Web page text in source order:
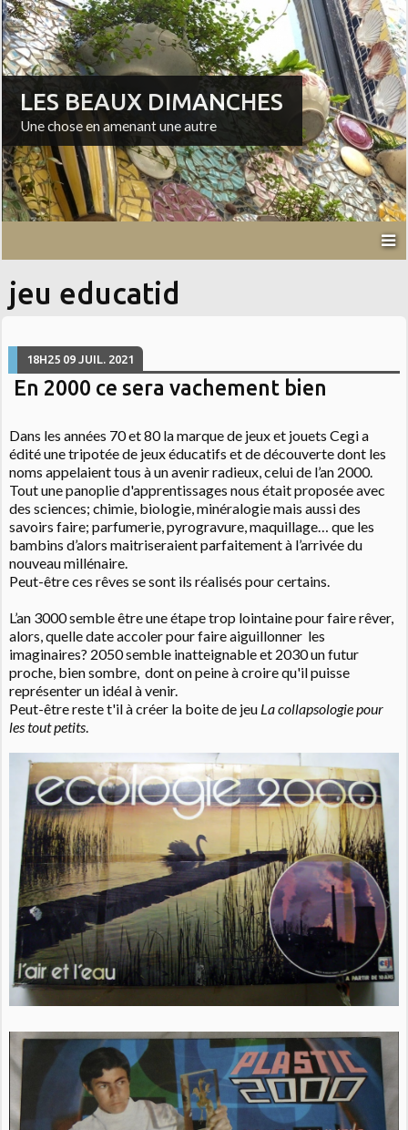
LES BEAUX DIMANCHES
Une chose en amenant une autre
jeu educatid
18H25 09 JUIL. 2021
En 2000 ce sera vachement bien
Dans les années 70 et 80 la marque de jeux et jouets Cegi a
édité une tripotée de jeux éducatifs et de découverte dont les
noms appelaient tous à un avenir radieux, celui de l’an 2000.
Tout une panoplie d'apprentissages nous était proposée avec
des sciences; chimie, biologie, minéralogie mais aussi des
savoirs faire; parfumerie, pyrogravure, maquillage… que les
bambins d’alors maitriseraient parfaitement à l’arrivée du
nouveau millénaire.
Peut-être ces rêves se sont ils réalisés pour certains.
L’an 3000 semble être une étape trop lointaine pour faire rêver,
alors, quelle date accoler pour faire aiguillonner les
imaginaires? 2050 semble inatteignable et 2030 un futur
proche, bien sombre, dont on peine à croire qu'il puisse
représenter un idéal à venir.
Peut-être reste t'il à créer la boite de jeu La collapsologie pour
les tout petits.